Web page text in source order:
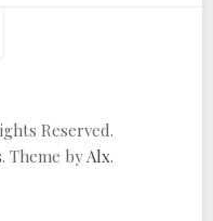
Reserved.
. Theme byAlx.